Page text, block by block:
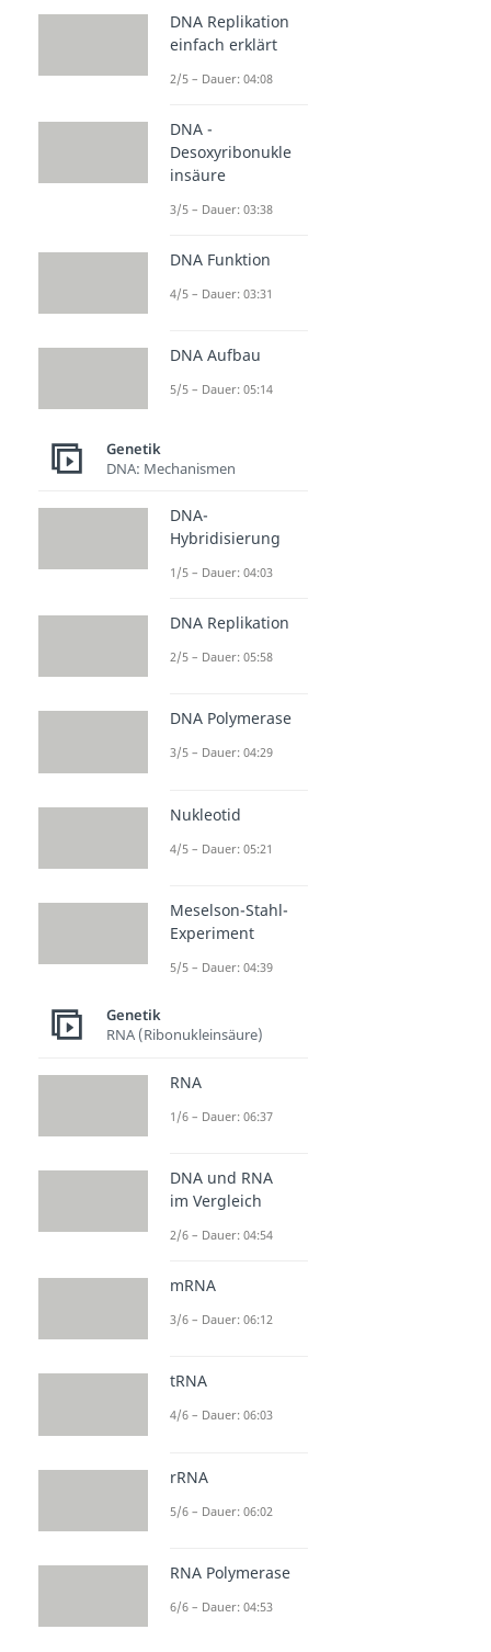
DNA Replikation
einfach erklärt
2/5 – Dauer: 04:08
DNA -
Desoxyribonukle
insäure
3/5 – Dauer: 03:38
DNA Funktion
4/5 – Dauer: 03:31
DNA Aufbau
5/5 – Dauer: 05:14
Genetik
DNA: Mechanismen
DNA-
Hybridisierung
1/5 – Dauer: 04:03
DNA Replikation
2/5 – Dauer: 05:58
DNA Polymerase
3/5 – Dauer: 04:29
Nukleotid
4/5 – Dauer: 05:21
Meselson-Stahl-
Experiment
5/5 – Dauer: 04:39
Genetik
RNA (Ribonukleinsäure)
RNA
1/6 – Dauer: 06:37
DNA und RNA
im Vergleich
2/6 – Dauer: 04:54
mRNA
3/6 – Dauer: 06:12
tRNA
4/6 – Dauer: 06:03
rRNA
5/6 – Dauer: 06:02
RNA Polymerase
6/6 – Dauer: 04:53